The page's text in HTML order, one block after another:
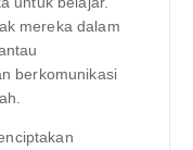
mereka dalam
berkomunikasi